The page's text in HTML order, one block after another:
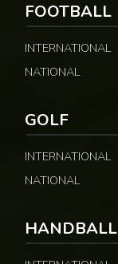
FOOTBALL
INTERNATIONAL
NATIONAL
GOLF
INTERNATIONAL
NATIONAL
HANDBALL